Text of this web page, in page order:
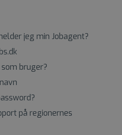
jeg min Jobagent?
bruger?
på regionernes